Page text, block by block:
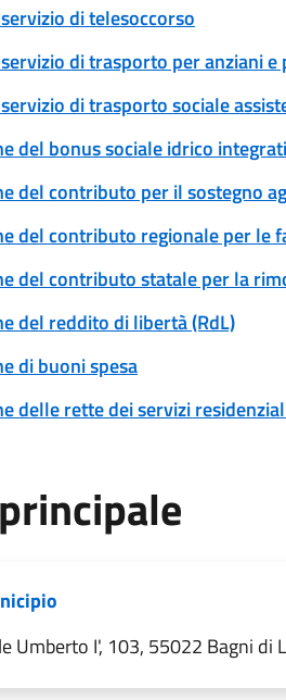
di telesoccorso
di trasporto per anziani
di trasporto sociale
del bonus sociale idrico
del contributo per il sostegno
del contributo regionale per le
del contributo statale per la
del reddito di libertà (RdL)
di buoni spesa
delle rette dei servizi
Umberto I', 103, 55022 Bagni di